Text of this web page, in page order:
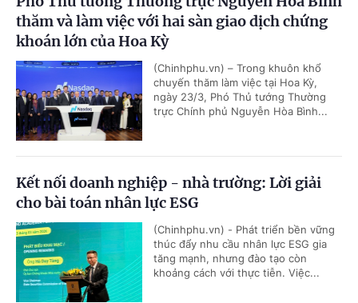
thăm và làm việc với hai sàn giao dịch chứng
khoán lớn của Hoa Kỳ
(Chinhphu.vn) – Trong khuôn khổ
chuyến thăm làm việc tại Hoa Kỳ,
ngày 23/3, Phó Thủ tướng Thường
trực Chính phủ Nguyễn Hòa Bình...
Kết nối doanh nghiệp - nhà trường: Lời giải
cho bài toán nhân lực ESG
(Chinhphu.vn) - Phát triển bền vững
thúc đẩy nhu cầu nhân lực ESG gia
tăng mạnh, nhưng đào tạo còn
khoảng cách với thực tiễn. Việc...